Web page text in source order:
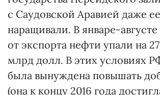
с Саудовской Аравией даже ее
наращивали. В январе-
от экспорта нефти упали на
млрд долл. В этих условиях
была вынуждена повышать
(она к концу 2016 года